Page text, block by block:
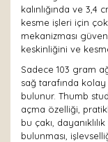
kalınlığında ve 3,4
kesme işleri için
mekanizması
keskinliğini ve
Sadece 103 gram
sağ tarafında kolay
bulunur. Thumb
açma özelliği,
bu çakı,
bulunması,